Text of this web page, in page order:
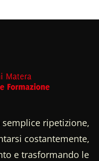
ripetizione,
costantemente,
e trasformando le